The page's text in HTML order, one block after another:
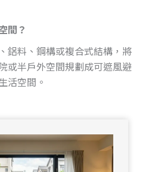
間？
鋁料、鋼構或複合式結構，將
或半戶外空間規劃成可遮風避
活空間。